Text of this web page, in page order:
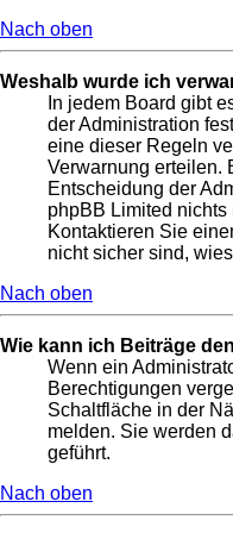
Nach oben
Weshalb wurde ich
In jedem Board gibt
der Administration
eine dieser Regeln
Verwarnung erteilen.
Entscheidung der
phpBB Limited nichts
Kontaktieren Sie
nicht sicher sind,
Nach oben
Wie kann ich Beiträge
Wenn ein
Berechtigungen
Schaltfläche in der
melden. Sie werden
geführt.
Nach oben